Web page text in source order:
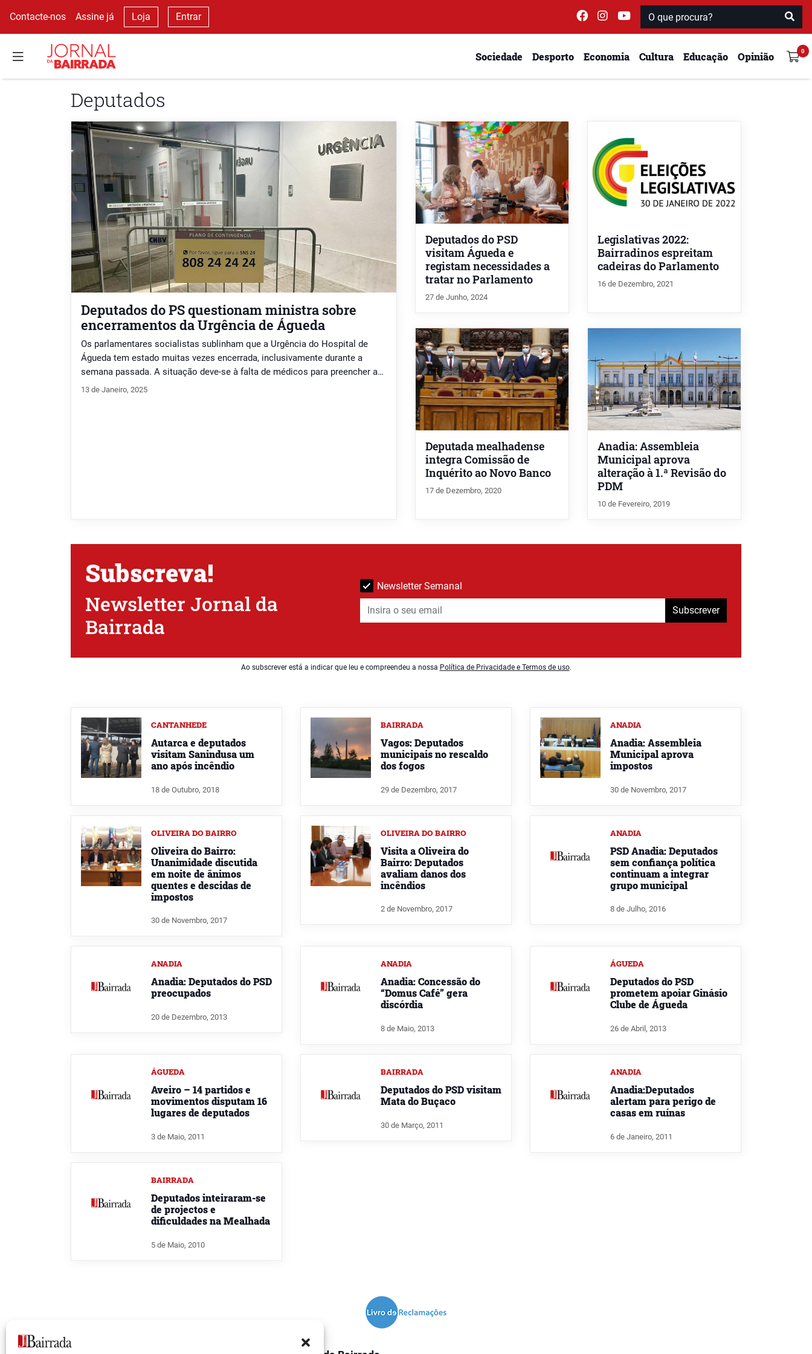
Contacte-nos Assine já Loja Entrar
Sociedade Desporto Economia Cultura Educação Opinião
Deputados
Deputados do PS questionam ministra sobre
encerramentos da Urgência de Águeda
Os parlamentares socialistas sublinham que a Urgência do Hospital de
Águeda tem estado muitas vezes encerrada, inclusivamente durante a
semana passada. A situação deve-se à falta de médicos para preencher as
escalas.
13 de Janeiro, 2025
Deputados do PSD
visitam Águeda e
registam necessidades a
tratar no Parlamento
27 de Junho, 2024
Legislativas 2022:
Bairradinos espreitam
cadeiras do Parlamento
16 de Dezembro, 2021
Deputada mealhadense
integra Comissão de
Inquérito ao Novo Banco
17 de Dezembro, 2020
Anadia: Assembleia
Municipal aprova
alteração à 1.ª Revisão do
PDM
10 de Fevereiro, 2019
Subscreva!
Newsletter Jornal da
Bairrada
Newsletter Semanal
Subscrever
Ao subscrever está a indicar que leu e compreendeu a nossa Política de Privacidade e Termos de uso.
CANTANHEDE
Autarca e deputados
visitam Sanindusa um
ano após incêndio
18 de Outubro, 2018
BAIRRADA
Vagos: Deputados
municipais no rescaldo
dos fogos
29 de Dezembro, 2017
ANADIA
Anadia: Assembleia
Municipal aprova
impostos
30 de Novembro, 2017
OLIVEIRA DO BAIRRO
Oliveira do Bairro:
Unanimidade discutida
em noite de ânimos
quentes e descidas de
impostos
30 de Novembro, 2017
OLIVEIRA DO BAIRRO
Visita a Oliveira do
Bairro: Deputados
avaliam danos dos
incêndios
2 de Novembro, 2017
ANADIA
PSD Anadia: Deputados
sem confiança política
continuam a integrar
grupo municipal
8 de Julho, 2016
ANADIA
Anadia: Deputados do PSD
preocupados
20 de Dezembro, 2013
ANADIA
Anadia: Concessão do
“Domus Café” gera
discórdia
8 de Maio, 2013
ÁGUEDA
Deputados do PSD
prometem apoiar Ginásio
Clube de Águeda
26 de Abril, 2013
ÁGUEDA
Aveiro – 14 partidos e
movimentos disputam 16
lugares de deputados
3 de Maio, 2011
BAIRRADA
Deputados do PSD visitam
Mata do Buçaco
30 de Março, 2011
ANADIA
Anadia:Deputados
alertam para perigo de
casas em ruínas
6 de Janeiro, 2011
BAIRRADA
Deputados inteiraram-se
de projectos e
dificuldades na Mealhada
5 de Maio, 2010